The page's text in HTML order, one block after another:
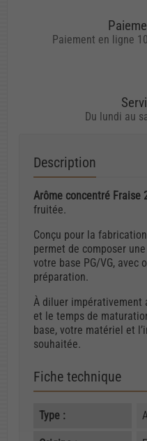
Paiement en ligne
Du lundi au
Description
Arôme concentré Fraise
fruitée.
Conçu pour la
permet de composer
votre base PG/VG, avec
préparation.
À diluer impérativement
et le temps de
base, votre matériel et
souhaitée.
Fiche technique
Type :